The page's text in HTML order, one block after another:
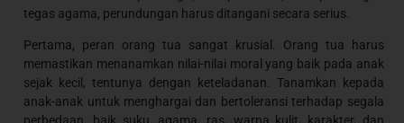
tegas agama, perundungan harus ditangani secara serius.
Pertama, peran orang tua sangat krusial. Orang tua harus
memastikan menanamkan nilai-nilai moral yang baik pada anak
sejak kecil, tentunya dengan keteladanan. Tanamkan kepada
anak-anak untuk menghargai dan bertoleransi terhadap segala